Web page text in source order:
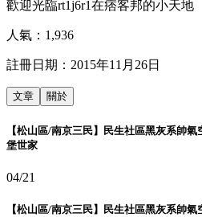
歡迎光臨rt1j6r1在痞客邦的小天地
人氣： 1,936
註冊日期： 2015年11月26日
文章 關於
【松山區/南京三民】民生社區黑灰系帥
堡世家
04/21
【松山區/南京三民】民生社區黑灰系帥